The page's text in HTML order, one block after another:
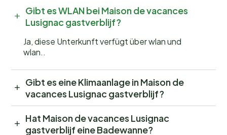
Gibt es WLAN bei Maison de vacances
Lusignac gastverblijf?
Ja, diese Unterkunft verfügt über wlan und
wlan..
Gibt es eine Klimaanlage in Maison de
vacances Lusignac gastverblijf?
Hat Maison de vacances Lusignac
gastverblijf eine Badewanne?